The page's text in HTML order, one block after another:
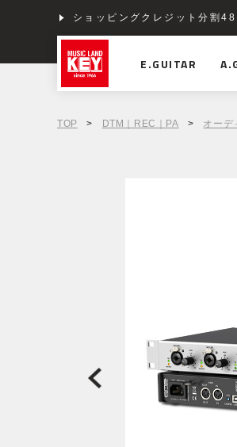
ショッピングクレジット分割
E.GUITAR
TOP > DTM｜REC｜PA > オーデ